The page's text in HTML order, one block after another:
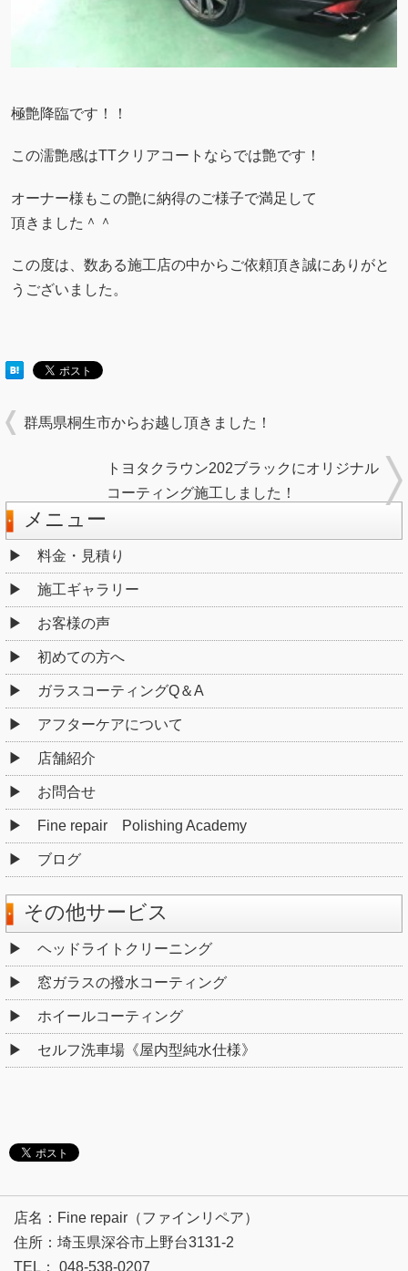
極艶降臨です！！
この濡艶感はTTクリアコートならでは艶です！
オーナー様もこの艶に納得のご様子で満足して
頂きました＾＾
この度は、数ある施工店の中からご依頼頂き誠にありがと
うございました。
群馬県桐生市からお越し頂きました！
トヨタクラウン202ブラックにオリジナル
コーティング施工しました！
メニュー
料金・見積り
施工ギャラリー
お客様の声
初めての方へ
ガラスコーティングQ＆A
アフターケアについて
店舗紹介
お問合せ
Fine repair Polishing Academy
ブログ
その他サービス
ヘッドライトクリーニング
窓ガラスの撥水コーティング
ホイールコーティング
セルフ洗車場《屋内型純水仕様》
店名：Fine repair（ファインリペア）
住所：埼玉県深谷市上野台3131-2
TEL： 048-538-0207